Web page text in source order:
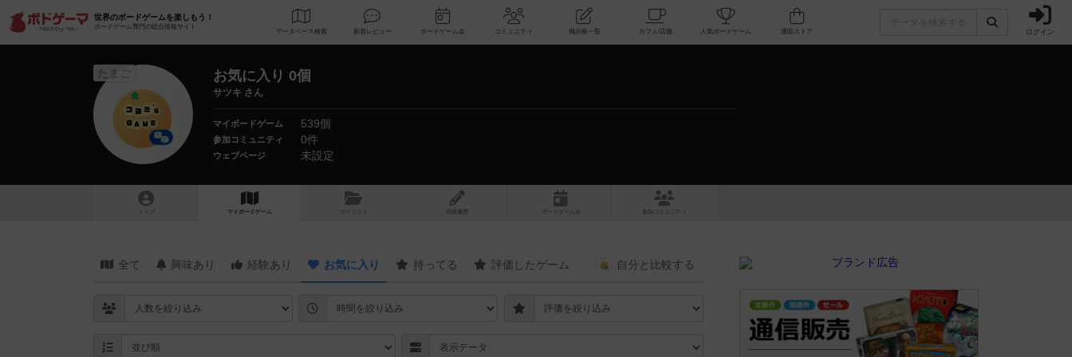
世界のボードゲームを楽しもう！
ボードゲーム専門の総合情報サイト
データベース 検索 新着レビュー ボードゲーム会 コミュニティ 掲示板一覧 カフェ/店舗 人気ボードゲーム ログイン
たまご お気に入り 0個
サツキ さん
マイボードゲーム 539個
参加コミュニティ 0件
ウェブページ 未設定
トップ マイボードゲーム マイリスト 投稿履歴 ボ ドゲ ーム コミュニティ
全て 興味あり 経験あり お気に入り 持ってる 評価したゲーム 自分と 比較する